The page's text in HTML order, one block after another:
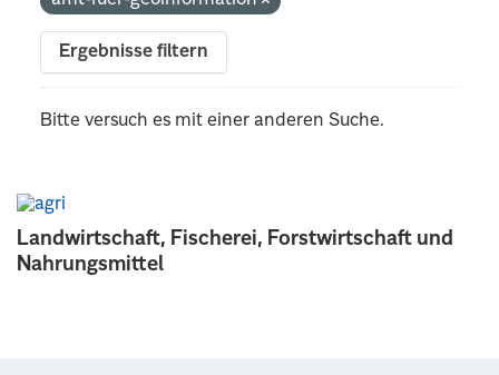
Landwirtschaft, Fischerei, Forstwirtschaft und
Nahrungsmittel
Ergebnisse filtern
Bitte versuch es mit einer anderen Suche.